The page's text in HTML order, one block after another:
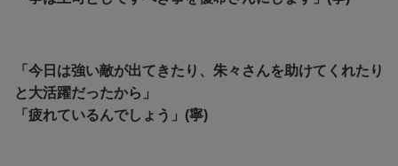
「今日は強い敵が出てきたり、朱々さんを助けてくれたり
と大活躍だったから」
「疲れているんでしょう」(寧)